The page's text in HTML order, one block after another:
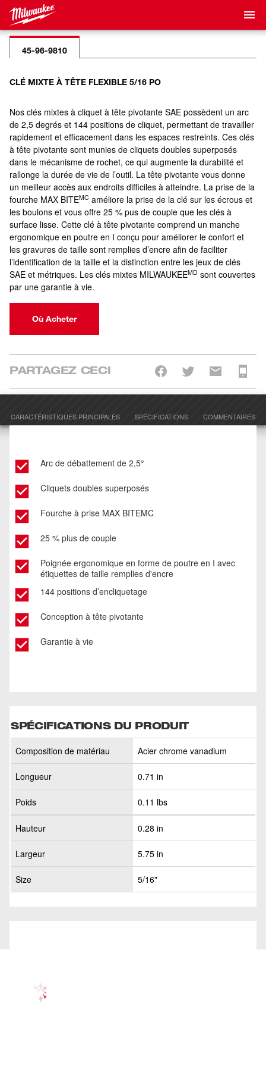
45-96-9810
CLÉ MIXTE À TÊTE FLEXIBLE 5/16 PO
Nos clés mixtes à cliquet à tête pivotante SAE possèdent un arc
de 2,5 degrés et 144 positions de cliquet, permettant de travailler
rapidement et efficacement dans les espaces restreints. Ces clés
à tête pivotante sont munies de cliquets doubles superposés
dans le mécanisme de rochet, ce qui augmente la durabilité et
rallonge la durée de vie de l’outil. La tête pivotante vous donne
un meilleur accès aux endroits difficiles à atteindre. La prise de la
fourche MAX BITEMC améliore la prise de la clé sur les écrous et
les boulons et vous offre 25 % pus de couple que les clés à
surface lisse. Cette clé à tête pivotante comprend un manche
ergonomique en poutre en I conçu pour améliorer le confort et
les gravures de taille sont remplies d’encre afin de faciliter
l’identification de la taille et la distinction entre les jeux de clés
SAE et métriques. Les clés mixtes MILWAUKEEMD sont couvertes
par une garantie à vie.
Où Acheter
PARTAGEZ CECI
CARACTÉRISTIQUES PRINCIPALES SPÉCIFICATIONS COMMENTAIRES
Arc de débattement de 2,5°
Cliquets doubles superposés
Fourche à prise MAX BITEMC
25 % plus de couple
Poignée ergonomique en forme de poutre en I avec
étiquettes de taille remplies d'encre
144 positions d’encliquetage
Conception à tête pivotante
Garantie à vie
SPÉCIFICATIONS DU PRODUIT
Composition de matériau Acier chrome vanadium
Longueur 0.71 in
Poids 0.11 lbs
Hauteur 0.28 in
Largeur 5.75 in
Size 5/16"